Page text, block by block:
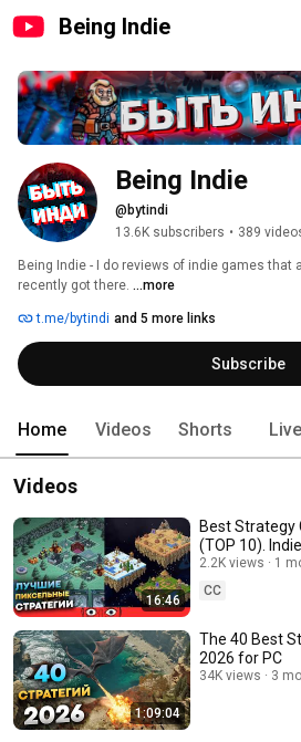
Being Indie
Being Indie
@bytindi
13.6K subscribers • 389
Being Indie - I do reviews of indie games that
recently got there. ...more
t.me/bytindi and 5 more links
Subscribe
Home Videos Shorts Live
Videos
16:46
Best Strategy
(TOP 10).
2.2K views
1
CC
1:09:04
The 40 Best
2026 for PC
34K views 3